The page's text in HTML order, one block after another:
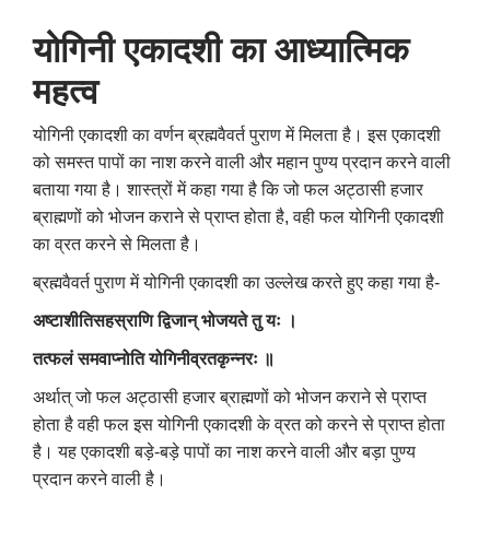
योगिनी एकादशी का आध्यात्मिक
महत्व
योगिनी एकादशी का वर्णन ब्रह्मवैवर्त पुराण में मिलता है। इस एकादशी
को समस्त पापों का नाश करने वाली और महान पुण्य प्रदान करने वाली
बताया गया है। शास्त्रों में कहा गया है कि जो फल अट्ठासी हजार
ब्राह्मणों को भोजन कराने से प्राप्त होता है, वही फल योगिनी एकादशी
का व्रत करने से मिलता है।
ब्रह्मवैवर्त पुराण में योगिनी एकादशी का उल्लेख करते हुए कहा गया है-
अष्टाशीतिसहस्राणि द्विजान् भोजयते तु यः ।
तत्फलं समवाप्नोति योगिनीव्रतकृन्नरः ॥
अर्थात् जो फल अट्ठासी हजार ब्राह्मणों को भोजन कराने से प्राप्त
होता है वही फल इस योगिनी एकादशी के व्रत को करने से प्राप्त होता
है। यह एकादशी बड़े-बड़े पापों का नाश करने वाली और बड़ा पुण्य
प्रदान करने वाली है।